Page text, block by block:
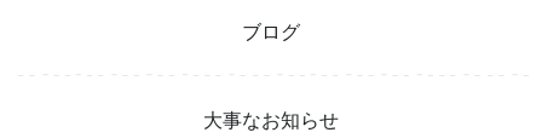
ブログ
大事なお知らせ